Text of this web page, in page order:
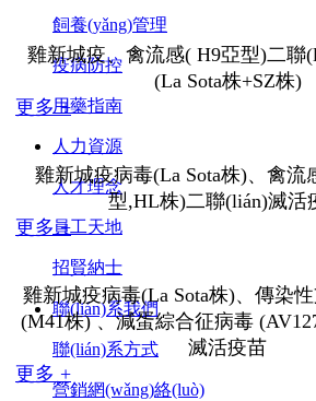
飼養(yǎng)管理
疫病防控
用藥指南
人力資源
人才理念
員工天地
招賢納士
聯(lián)系我們
聯(lián)系方式
營銷網(wǎng)絡(luò)
雞新城疫、禽流感( H9亞型)二聯
(La Sota株+SZ株)
更多 +
雞新城疫病毒(La Sota株)、禽
型,HL株)二聯(lián)滅活
更多 +
雞新城疫病毒(La Sota株)、傳染
(M41株) 、減蛋綜合征病毒
滅活疫苗
更多 +